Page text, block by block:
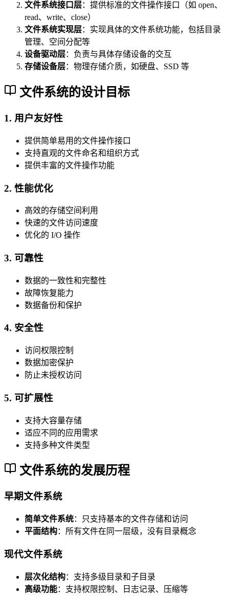
文件系统接口层：提供标准的文件操作接口（如 open、
read、write、close）
文件系统实现层：实现具体的文件系统功能，包括目录
管理、空间分配等
设备驱动层：负责与具体存储设备的交互
存储设备层：物理存储介质，如硬盘、SSD 等
文件系统的设计目标
1. 用户友好性
提供简单易用的文件操作接口
支持直观的文件命名和组织方式
提供丰富的文件操作功能
2. 性能优化
高效的存储空间利用
快速的文件访问速度
优化的 I/O 操作
3. 可靠性
数据的一致性和完整性
故障恢复能力
数据备份和保护
4. 安全性
访问权限控制
数据加密保护
防止未授权访问
5. 可扩展性
支持大容量存储
适应不同的应用需求
支持多种文件类型
文件系统的发展历程
早期文件系统
简单文件系统：只支持基本的文件存储和访问
平面结构：所有文件在同一层级，没有目录概念
现代文件系统
层次化结构：支持多级目录和子目录
高级功能：支持权限控制、日志记录、压缩等